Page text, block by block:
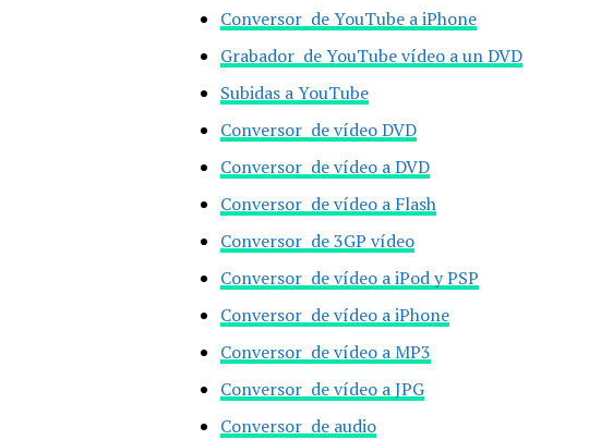
Conversor de YouTube a iPhone
Grabador de YouTube vídeo a un DVD
Subidas a YouTube
Conversor de vídeo DVD
Conversor de vídeo a DVD
Conversor de vídeo a Flash
Conversor de 3GP vídeo
Conversor de vídeo a iPod y PSP
Conversor de vídeo a iPhone
Conversor de vídeo a MP3
Conversor de vídeo a JPG
Conversor de audio